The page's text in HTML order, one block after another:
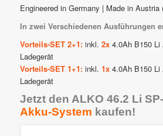
Engineered in Germany | Made in Austria
In zwei Verschiedenen Ausführungen
Vorteils-SET 2+1:inkl. 2x4.0Ah B150 Li
Ladegerät
Vorteils-SET 1+1:inkl. 1x4.0Ah B150 Li
Ladegerät
Jetzt den ALKO 46.2 Li
Akku-System kaufen!